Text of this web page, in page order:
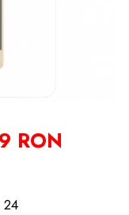
RON
24